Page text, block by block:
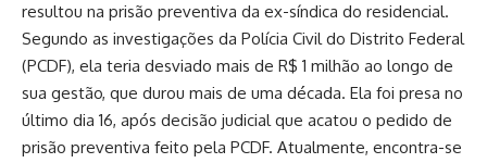
resultou na prisão preventiva da ex-síndica do residencial.
Segundo as investigações da Polícia Civil do Distrito Federal
(PCDF), ela teria desviado mais de R$ 1 milhão ao longo de
sua gestão, que durou mais de uma década. Ela foi presa no
último dia 16, após decisão judicial que acatou o pedido de
prisão preventiva feito pela PCDF. Atualmente, encontra-se